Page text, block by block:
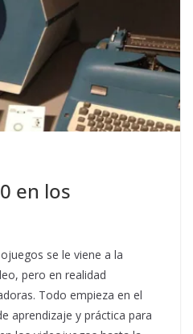
en los
se le viene a la
pero en realidad
Todo empieza en el
aprendizaje y práctica para